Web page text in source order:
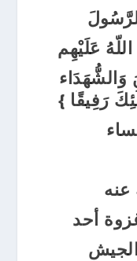
عَلَيْهِم
وَالشُّهَدَاء
رَفِيقًا }
أحد